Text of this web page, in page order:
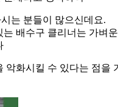
는 분들이 많으신데요.
배수구 클리너는 가벼운
악화시킬 수 있다는 점을